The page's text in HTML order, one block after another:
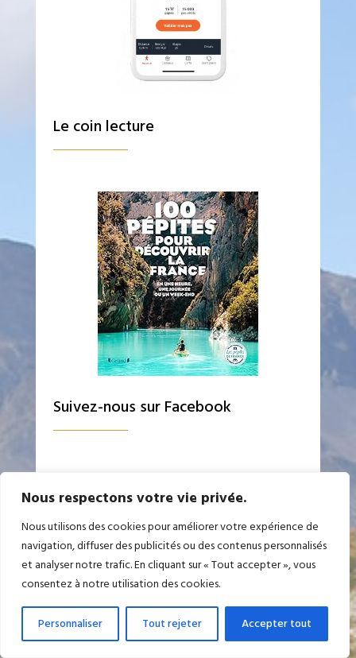
Nous respectons votre vie privée.
Nous utilisons des cookies pour améliorer votre expérience de
navigation, diffuser des publicités ou des contenus personnalisés
et analyser notre trafic. En cliquant sur « Tout accepter », vous
consentez à notre utilisation des cookies.
Personnaliser Tout rejeter Accepter tout
Le coin lecture
Suivez-nous sur Facebook
Contactez-nous